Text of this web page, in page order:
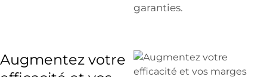
garanties.
Augmentez votre